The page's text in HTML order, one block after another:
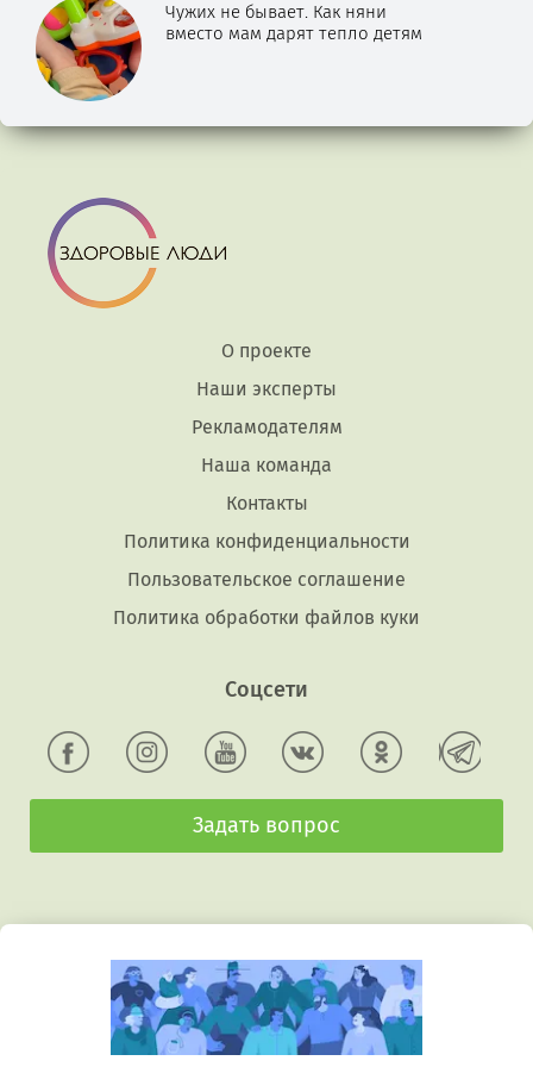
Чужих не бывает. Как няни
вместо мам дарят тепло детям
О проекте
Наши эксперты
Рекламодателям
Наша команда
Контакты
Политика конфиденциальности
Пользовательское соглашение
Политика обработки файлов куки
Соцсети
Задать вопрос